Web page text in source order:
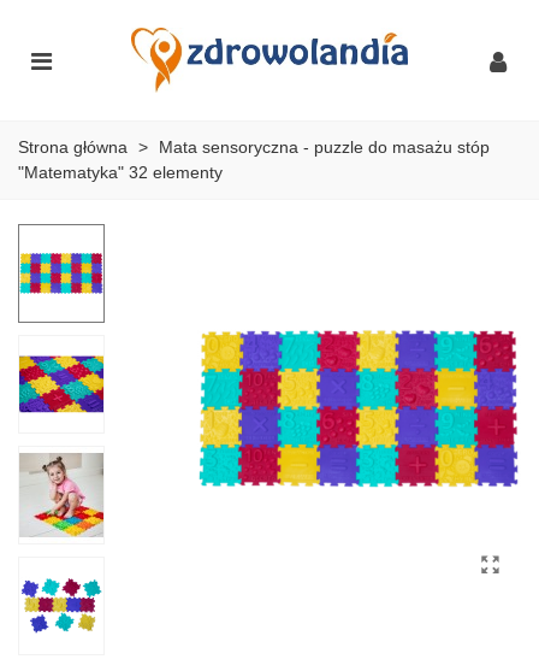
Strona główna >
Mata sensoryczna - puzzle do masażu stóp
"Matematyka" 32 elementy